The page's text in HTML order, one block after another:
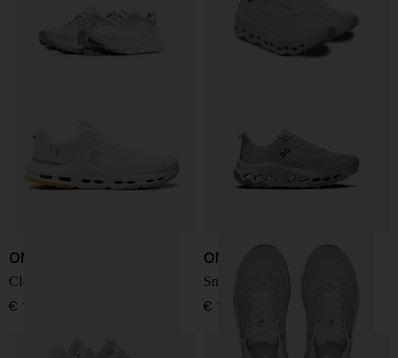
ON
Cloudnova Form 2 sneakers
€ 150,00
ON
Sneakers Cloudhorizon 2
€ 180,00